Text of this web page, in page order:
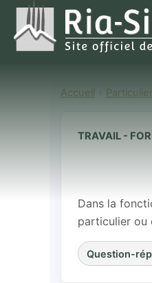
Accueil Particulier
TRAVAIL -
Dans la
particulier ou
Question-